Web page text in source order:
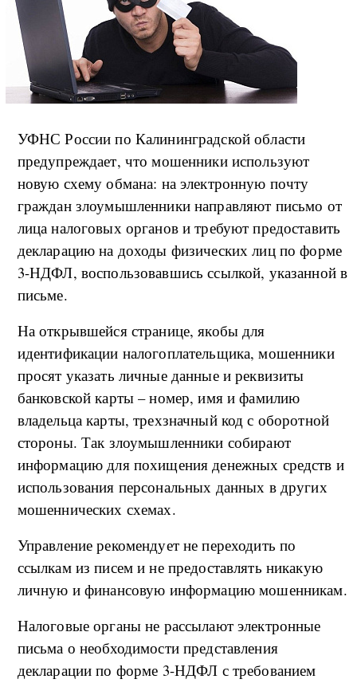
УФНС России по Калининградской области
предупреждает, что мошенники используют
новую схему обмана: на электронную почту
граждан злоумышленники направляют письмо от
лица налоговых органов и требуют предоставить
декларацию на доходы физических лиц по форме
3-НДФЛ, воспользовавшись ссылкой, указанной в
письме.
На открывшейся странице, якобы для
идентификации налогоплательщика, мошенники
просят указать личные данные и реквизиты
банковской карты – номер, имя и фамилию
владельца карты, трехзначный код с оборотной
стороны. Так злоумышленники собирают
информацию для похищения денежных средств и
использования персональных данных в других
мошеннических схемах.
Управление рекомендует не переходить по
ссылкам из писем и не предоставлять никакую
личную и финансовую информацию мошенникам.
Налоговые органы не рассылают электронные
письма о необходимости представления
декларации по форме 3-НДФЛ с требованием